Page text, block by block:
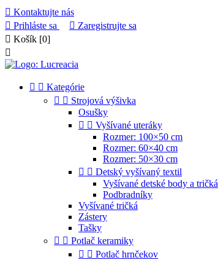
 Kontaktujte nás
 Prihláste sa  Zaregistrujte sa
 Košík [0]

  Kategórie
  Strojová výšivka
Osušky
  Vyšívané uteráky
Rozmer: 100×50 cm
Rozmer: 60×40 cm
Rozmer: 50×30 cm
  Detský vyšívaný textil
Vyšívané detské body a tričká
Podbradníky
Vyšívané tričká
Zástery
Tašky
  Potlač keramiky
  Potlač hrnčekov